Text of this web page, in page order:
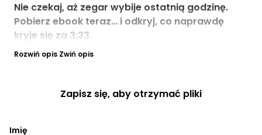
Nie czekaj, aż zegar wybije ostatnią godzinę.
Pobierz ebook teraz… i odkryj, co naprawdę
kryje się za 3:33.
Rozwiń opis Zwiń opis
Zapisz się, aby otrzymać pliki
Imię